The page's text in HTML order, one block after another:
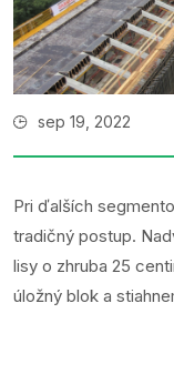
sep 19, 2022
Pri ďalších
tradičný postup.
lisy o zhruba 25
úložný blok a